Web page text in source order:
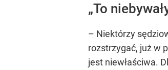
„To
– Niektórzy
rozstrzygać, już w
jest niewłaściwa.